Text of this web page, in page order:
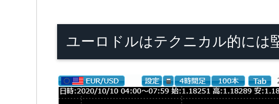
ユーロドルはテクニカル的には